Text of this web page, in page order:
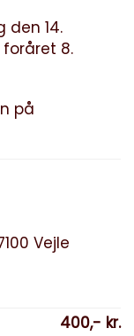
14.
8.
på
Vejle
400,- kr.